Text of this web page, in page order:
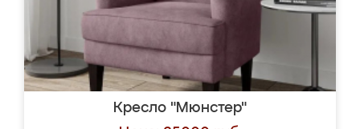
Кресло "Мюнстер"